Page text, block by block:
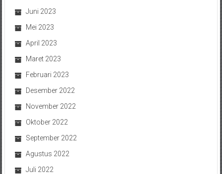
Juni 2023
Mei 2023
April 2023
Maret 2023
Februari 2023
Desember 2022
November 2022
Oktober 2022
September 2022
Agustus 2022
Juli 2022